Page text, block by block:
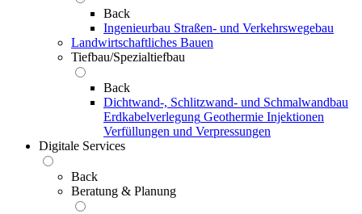
Back
Ingenieurbau Straßen- und Verkehrswegebau
Landwirtschaftliches Bauen
Tiefbau/Spezialtiefbau
Back
Dichtwand-, Schlitzwand- und Schmalwandbau
Erdkabelverlegung Geothermie Injektionen
Verfüllungen und Verpressungen
Digitale Services
Back
Beratung & Planung